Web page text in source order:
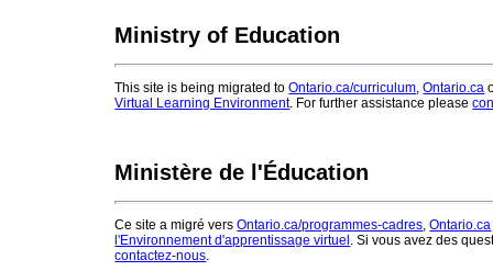
Ministry of Education
This site is being migrated toOntario.ca/curriculum ,Ontario.ca
Virtual Learning Environment. For further assistance please
Ministère de l'Éducation
Ce site a migré versOntario.ca/programmes-cadres ,Ontario.ca
l'Environnement d'apprentissage virtuel . Si vous avez des
contactez-nous